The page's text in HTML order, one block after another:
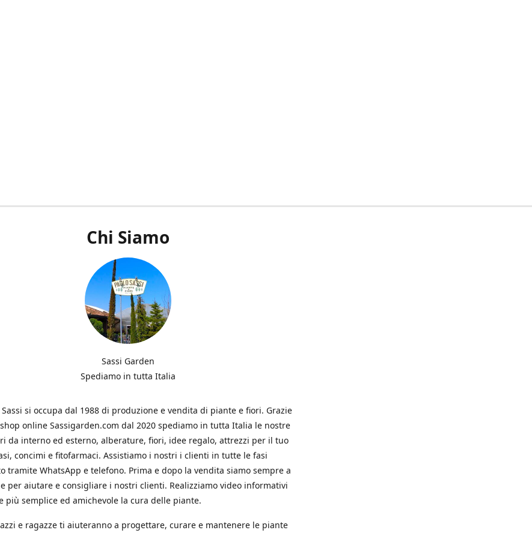
Chi Siamo
Sassi Garden
Spediamo in tutta Italia
si occupa dal 1988 di produzione e vendita di piante e fiori. Grazie
online Sassigarden.com dal 2020 spediamo in tutta Italia le nostre
da interno ed esterno, alberature, fiori, idee regalo, attrezzi per il tuo
concimi e fitofarmaci. Assistiamo i nostri i clienti in tutte le fasi
tramite WhatsApp e telefono. Prima e dopo la vendita siamo sempre a
per aiutare e consigliare i nostri clienti. Realizziamo video informativi
più semplice ed amichevole la cura delle piante.
e ragazze ti aiuteranno a progettare, curare e mantenere le piante